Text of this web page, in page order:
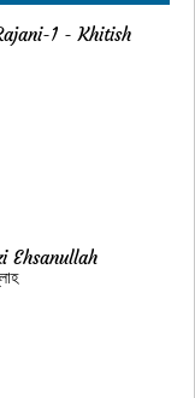
1 - Khitish
Ehsanullah